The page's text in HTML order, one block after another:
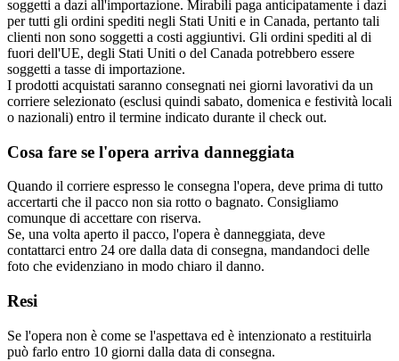
soggetti a dazi all'importazione. Mirabili paga anticipatamente i dazi
per tutti gli ordini spediti negli Stati Uniti e in Canada, pertanto tali
clienti non sono soggetti a costi aggiuntivi. Gli ordini spediti al di
fuori dell'UE, degli Stati Uniti o del Canada potrebbero essere
soggetti a tasse di importazione.
I prodotti acquistati saranno consegnati nei giorni lavorativi da un
corriere selezionato (esclusi quindi sabato, domenica e festività locali
o nazionali) entro il termine indicato durante il check out.
Cosa fare se l'opera arriva danneggiata
Quando il corriere espresso le consegna l'opera, deve prima di tutto
accertarti che il pacco non sia rotto o bagnato. Consigliamo
comunque di accettare con riserva.
Se, una volta aperto il pacco, l'opera è danneggiata, deve
contattarci entro 24 ore dalla data di consegna, mandandoci delle
foto che evidenziano in modo chiaro il danno.
Resi
Se l'opera non è come se l'aspettava ed è intenzionato a restituirla
può farlo entro 10 giorni dalla data di consegna.